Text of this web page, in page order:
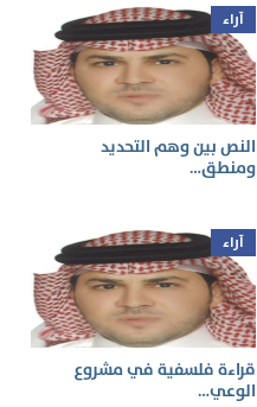
آراء
النص بين وهم التحديد
ومنطق…
آراء
قراءة فلسفية في مشروع
الوعي…